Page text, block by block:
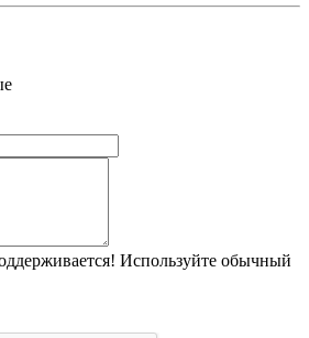
Используйте обычный